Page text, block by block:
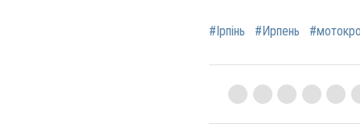
#Ірпінь #Ирпень